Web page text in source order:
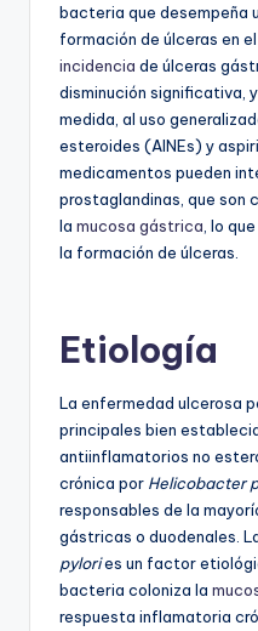
bacteria que desempeña
formación de úlceras en
incidencia de úlceras
disminución significativa,
medida, al uso
esteroides (AINEs) y
medicamentos pueden
prostaglandinas, que son
la mucosa gástrica , lo
la formación de úlceras.
Etiología
La enfermedad ulcerosa
principales bien
antiinflamatorios no
crónica por Helicobacter
responsables de la
gástricas o duodenales.
pylories un factor
bacteria coloniza la
respuesta inflamatoria